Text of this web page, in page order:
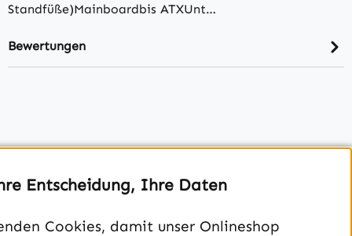
Standfüße)Mainboardbis ATXUnt…
Bewertungen
Entscheidung, Ihre Daten
Cookies, damit unser Onlineshop